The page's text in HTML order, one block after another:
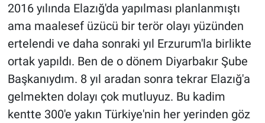
2016 yılında Elazığ'da yapılması planlanmıştı
ama maalesef üzücü bir terör olayı yüzünden
ertelendi ve daha sonraki yıl Erzurum'la birlikte
ortak yapıldı. Ben de o dönem Diyarbakır Şube
Başkanıydım. 8 yıl aradan sonra tekrar Elazığ'a
gelmekten dolayı çok mutluyuz. Bu kadim
kentte 300'e yakın Türkiye'nin her yerinden göz